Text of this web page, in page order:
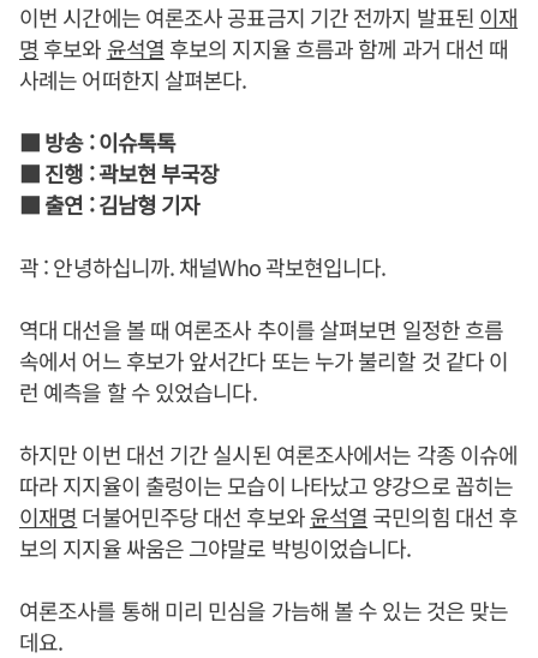
이번 시간에는 여론조사 공표금지 기간 전까지 발표된 이재
명 후보와 윤석열 후보의 지지율 흐름과 함께 과거 대선 때
사례는 어떠한지 살펴본다.
■ 방송 : 이슈톡톡
■ 진행 : 곽보현 부국장
■ 출연 : 김남형 기자
곽 : 안녕하십니까. 채널Who 곽보현입니다.
역대 대선을 볼 때 여론조사 추이를 살펴보면 일정한 흐름
속에서 어느 후보가 앞서간다 또는 누가 불리할 것 같다 이
런 예측을 할 수 있었습니다.
하지만 이번 대선 기간 실시된 여론조사에서는 각종 이슈에
따라 지지율이 출렁이는 모습이 나타났고 양강으로 꼽히는
이재명 더불어민주당 대선 후보와윤석열 국민의힘 대선 후
보의 지지율 싸움은 그야말로 박빙이었습니다.
여론조사를 통해 미리 민심을 가늠해 볼 수 있는 것은 맞는
데요.